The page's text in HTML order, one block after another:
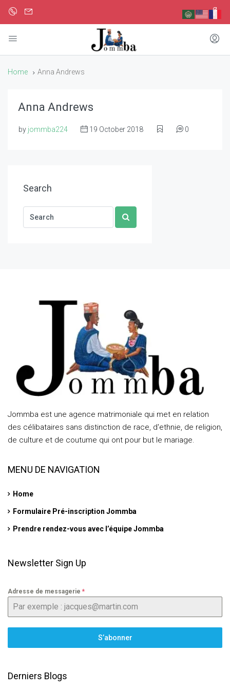
Home Anna Andrews
Anna Andrews
by jommba224 19 October 2018 0
Search
Jommba est une agence matrimoniale qui met en relation
des célibataires sans distinction de race, d'ethnie, de religion,
de culture et de coutume qui ont pour but le mariage.
MENU DE NAVIGATION
Home
Formulaire Pré-inscription Jommba
Prendre rendez-vous avec l’équipe Jommba
Newsletter Sign Up
Adresse de messagerie *
S’abonner
Derniers Blogs